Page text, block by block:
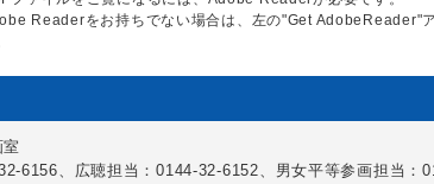
Readerをお持ちでない場合は、左の"Get AdobeReader"
6156、広聴担当：0144-32-6152、男女平等参画担当：